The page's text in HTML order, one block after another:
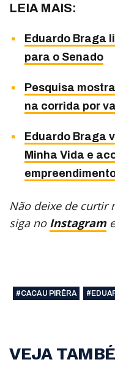
LEIA MAIS:
Eduardo Braga
para o Senado
Pesquisa
na corrida por
Eduardo Braga
Minha Vida e
Não deixe de curtir
siga no Instagram
#CACAU PIRÊRA
VEJA